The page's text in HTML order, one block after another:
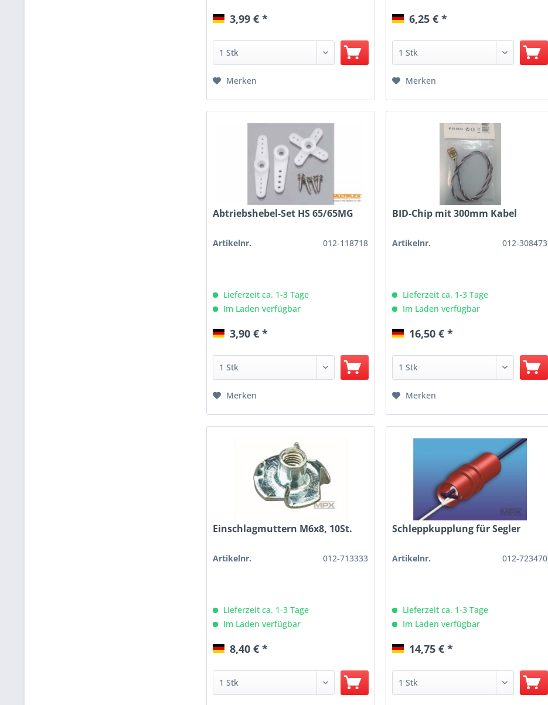
3,99 € *
Merken
6,25 € *
Merken
Abtriebshebel-Set HS 65/65MG
Artikelnr. 012-118718
Lieferzeit ca. 1-3 Tage
Im Laden verfügbar
3,90 € *
Merken
BID-Chip mit 300mm Kabel
Artikelnr. 012-308473
Lieferzeit ca. 1-3 Tage
Im Laden verfügbar
16,50 € *
Merken
Einschlagmuttern M6x8, 10St.
Artikelnr. 012-713333
Lieferzeit ca. 1-3 Tage
Im Laden verfügbar
8,40 € *
Schleppkupplung für Segler
Artikelnr. 012-723470
Lieferzeit ca. 1-3 Tage
Im Laden verfügbar
14,75 € *